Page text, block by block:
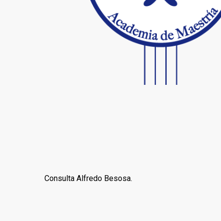
Consulta Alfredo Besosa.